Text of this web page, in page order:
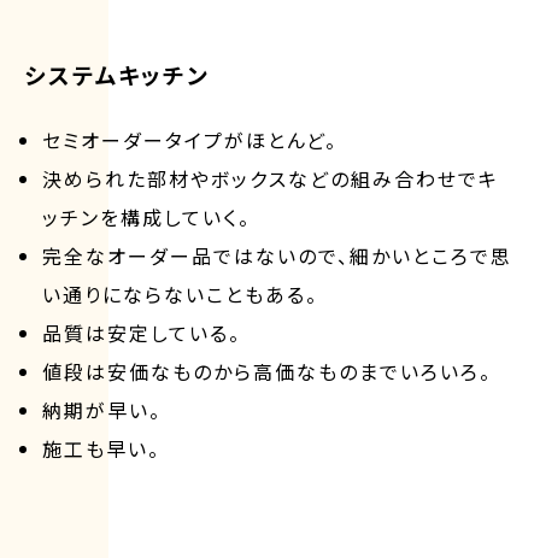
システムキッチン
セミオーダータイプがほとんど。
決められた部材やボックスなどの組み合わせでキ
ッチンを構成していく。
完全なオーダー品ではないので、細かいところで思
い通りにならないこともある。
品質は安定している。
値段は安価なものから高価なものまでいろいろ。
納期が早い。
施工も早い。